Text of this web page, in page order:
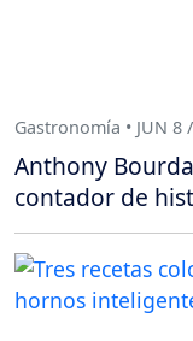
Gastronomía • JUN 8
Anthony
contador de